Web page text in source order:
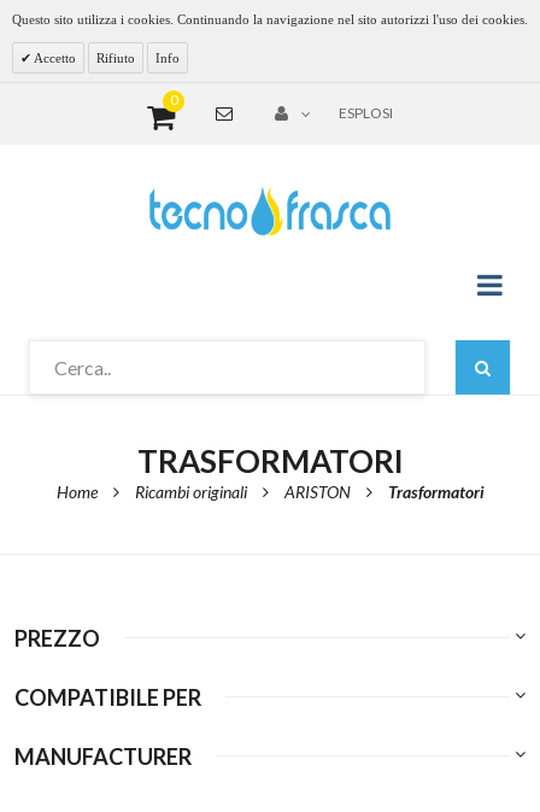
Questo sito utilizza i cookies. Continuando la navigazione nel sito autorizzi l'uso dei cookies.
Accetto Rifiuto Info
0
ESPLOSI
TRASFORMATORI
Home Ricambi originali ARISTON Trasformatori
PREZZO
COMPATIBILE PER
MANUFACTURER